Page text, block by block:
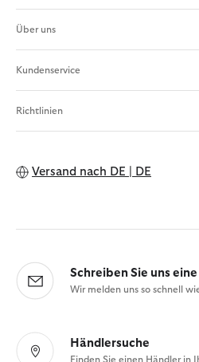
Über uns
Kundenservice
Richtlinien
Versand nach DE | DE
Schreiben Sie uns eine
Wir melden uns so schnell
Händlersuche
Finden Sie einen Händler in